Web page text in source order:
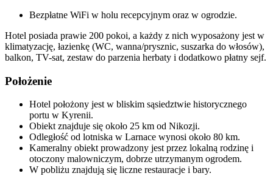
Bezpłatne WiFi w holu recepcyjnym oraz w ogrodzie.
Hotel posiada prawie 200 pokoi, a każdy z nich wyposażony jest w
klimatyzację, łazienkę (WC, wanna/prysznic, suszarka do włosów),
balkon, TV-sat, zestaw do parzenia herbaty i dodatkowo płatny sejf.
Położenie
Hotel położony jest w bliskim sąsiedztwie historycznego
portu w Kyrenii.
Obiekt znajduje się około 25 km od Nikozji.
Odległość od lotniska w Larnace wynosi około 80 km.
Kameralny obiekt prowadzony jest przez lokalną rodzinę i
otoczony malowniczym, dobrze utrzymanym ogrodem.
W pobliżu znajdują się liczne restauracje i bary.